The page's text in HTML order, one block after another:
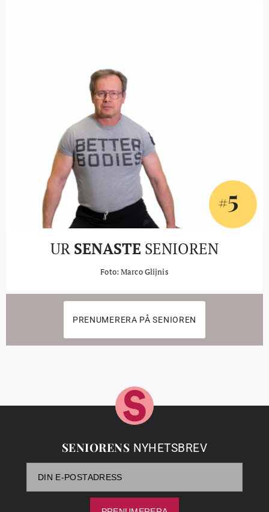
#5
UR SENASTE SENIOREN
Foto: Marco Glijnis
PRENUMERERA PÅ SENIOREN
SENIORENS NYHETSBREV